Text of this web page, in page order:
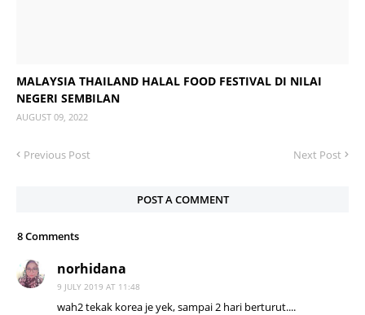
MALAYSIA THAILAND HALAL FOOD FESTIVAL DI NILAI
NEGERI SEMBILAN
AUGUST 09, 2022
Previous Post Next Post
POST A COMMENT
8 Comments
norhidana
9 JULY 2019 AT 11:48
wah2 tekak korea je yek, sampai 2 hari berturut....